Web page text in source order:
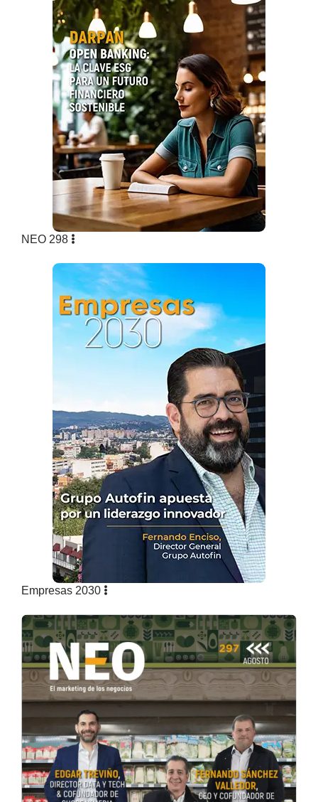
NEO 298
Empresas 2030